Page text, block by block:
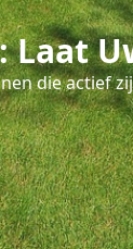
die actief